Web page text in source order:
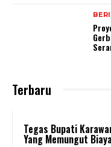
Terbaru
Tegas Bupati
Yang Memungut